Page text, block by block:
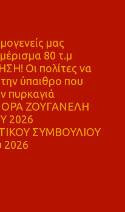
μας
80 τ.μ
Οι πολίτες να
ύπαιθρο που
πυρκαγιά
ΖΟΥΓΑΝΕΛΗ
2026
ΣΥΜΒΟΥΛΙΟΥ